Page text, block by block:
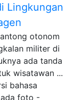
Lingkungan
otonom
militer di
ada tanda
wisatawan ...
bahasa
ada foto -